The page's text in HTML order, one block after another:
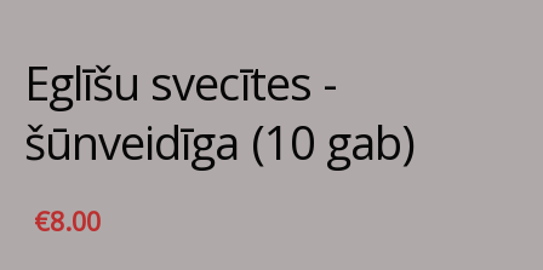
Eglīšu svecītes -
šūnveidīga (10 gab)
€8.00